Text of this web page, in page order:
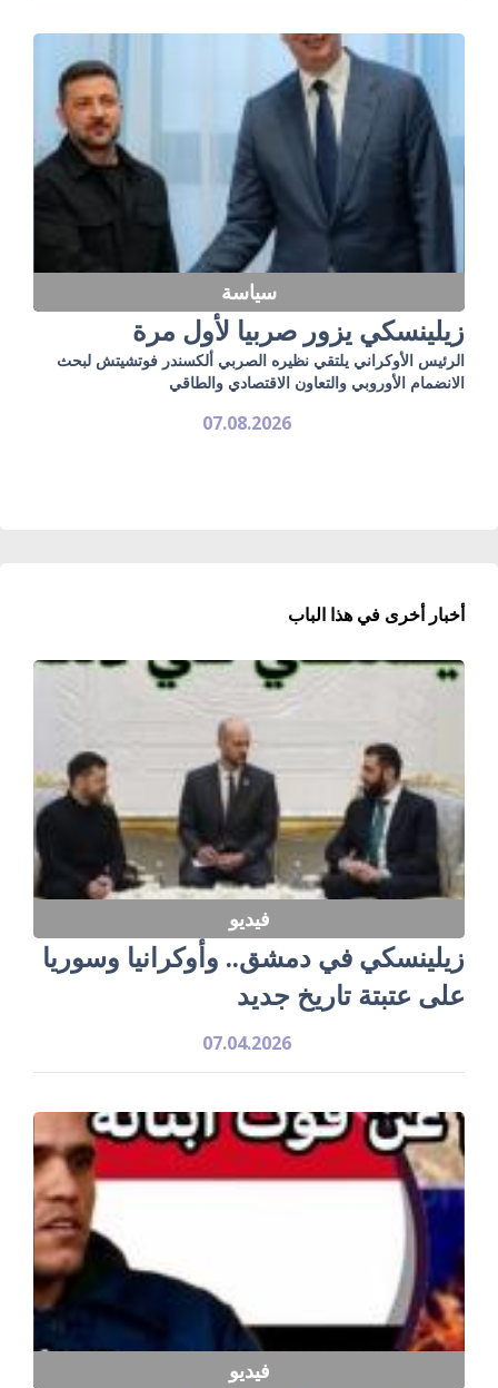
سياسة
زيلينسكي يزور صربيا لأول مرة
الرئيس الأوكراني يلتقي نظيره الصربي ألكسندر فوتشيتش لبحث
الانضمام الأوروبي والتعاون الاقتصادي والطاقي
07.08.2026
أخبار أخرى في هذا الباب
فيديو
زيلينسكي في دمشق.. وأوكرانيا وسوريا
على عتبتة تاريخ جديد
07.04.2026
فيديو